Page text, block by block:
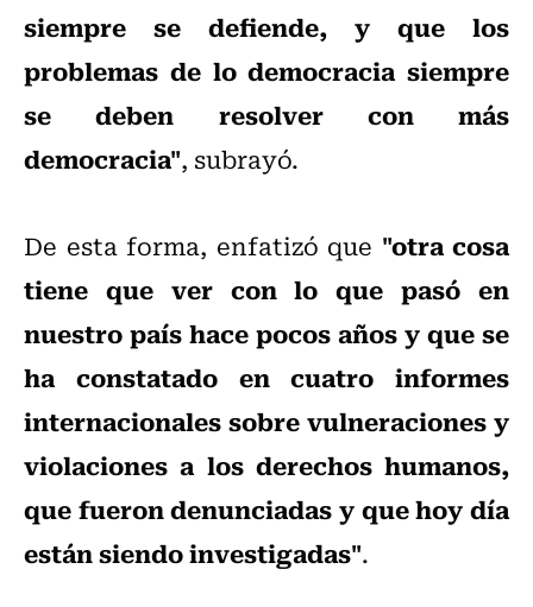
siempre se defiende, y que los
problemas de lo democracia siempre
se deben resolver con más
democracia", subrayó.
De esta forma, enfatizó que "otra cosa
tiene que ver con lo que pasó en
nuestro país hace pocos años y que se
ha constatado en cuatro informes
internacionales sobre vulneraciones y
violaciones a los derechos humanos,
que fueron denunciadas y que hoy día
están siendo investigadas".